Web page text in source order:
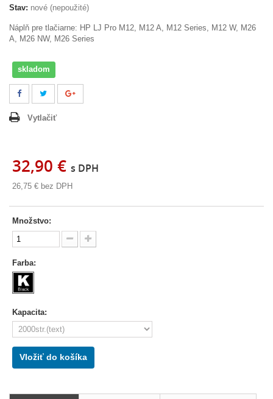
Stav: nové (nepoužité)
Náplň pre tlačiarne: HP LJ Pro M12, M12 A, M12 Series, M12 W, M26
A, M26 NW, M26 Series
skladom
Vytlačiť
32,90 € s DPH
26,75 € bez DPH
Množstvo:
Farba:
Kapacita:
Vložiť do košíka